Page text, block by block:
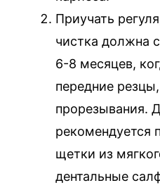
Приучать
чистка должна
6-8 месяцев,
передние
прорезывания.
рекомендуется
щетки из
дентальные